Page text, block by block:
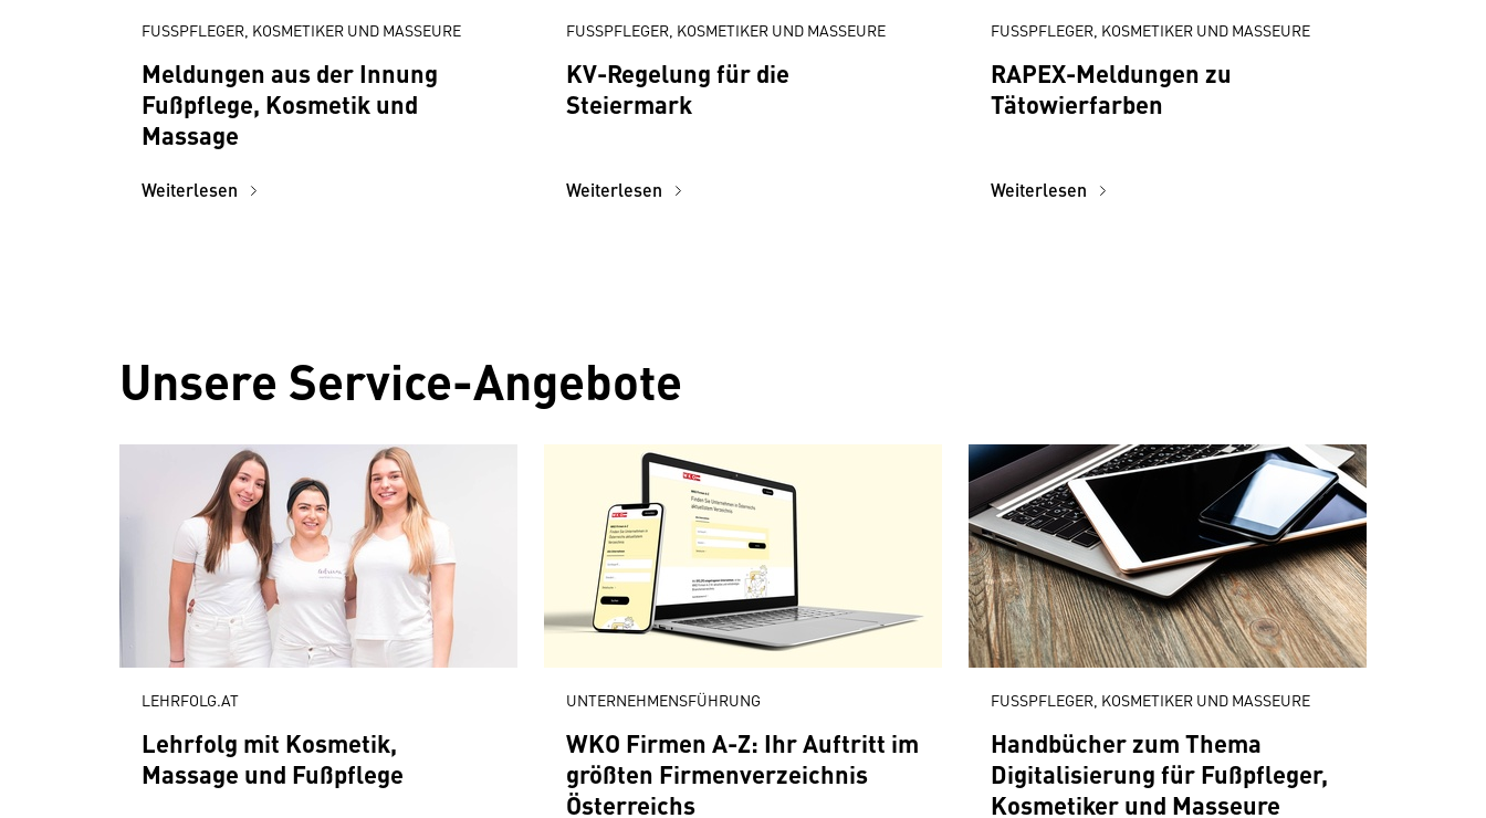
FUSSPFLEGER, KOSMETIKER UND MASSEURE
Meldungen aus der Innung
Fußpflege, Kosmetik und
Massage
Weiterlesen
FUSSPFLEGER, KOSMETIKER UND MASSEURE
KV-Regelung für die
Steiermark
Weiterlesen
FUSSPFLEGER, KOSMETIKER UND MASSEURE
RAPEX-Meldungen zu
Tätowierfarben
Weiterlesen
Unsere Service-Angebote
LEHRFOLG.AT
Lehrfolg mit Kosmetik,
Massage und Fußpflege
UNTERNEHMENSFÜHRUNG
WKO Firmen A-Z: Ihr Auftritt im
größten Firmenverzeichnis
Österreichs
FUSSPFLEGER, KOSMETIKER UND MASSEURE
Handbücher zum Thema
Digitalisierung für Fußpfleger,
Kosmetiker und Masseure